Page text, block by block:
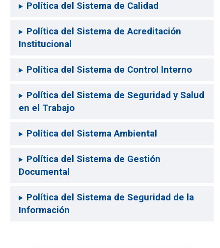
Política del Sistema de Calidad
Política del Sistema de Acreditación
Institucional
Política del Sistema de Control Interno
Política del Sistema de Seguridad y Salud
en el Trabajo
Política del Sistema Ambiental
Política del Sistema de Gestión
Documental
Política del Sistema de Seguridad de la
Información